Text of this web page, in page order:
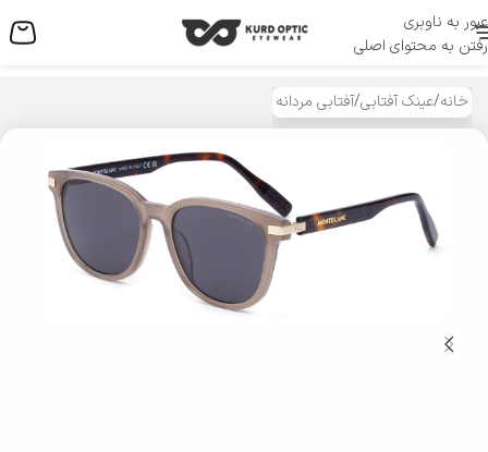
عبور به ناوبری
رفتن به محتوای اصلی
منو
خانه/عینک آفتابی/آفتابی مردانه